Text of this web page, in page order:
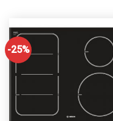
-25%